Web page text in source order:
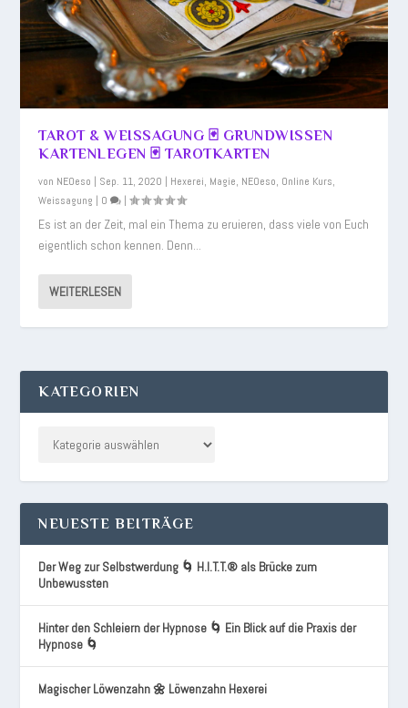
TAROT & WEISSAGUNG 🃏 GRUNDWISSEN
KARTENLEGEN 🃏 TAROTKARTEN
von NEOeso | Sep. 11, 2020 | Hexerei, Magie, NEOeso, Online Kurs,
Weissagung | 0 |
Es ist an der Zeit, mal ein Thema zu eruieren, dass viele von Euch
eigentlich schon kennen. Denn...
WEITERLESEN
KATEGORIEN
NEUESTE BEITRÄGE
Der Weg zur Selbstwerdung 🌀 H.I.T.T.® als Brücke zum
Unbewussten
Hinter den Schleiern der Hypnose 🌀 Ein Blick auf die Praxis der
Hypnose 🌀
Magischer Löwenzahn 🌼 Löwenzahn Hexerei